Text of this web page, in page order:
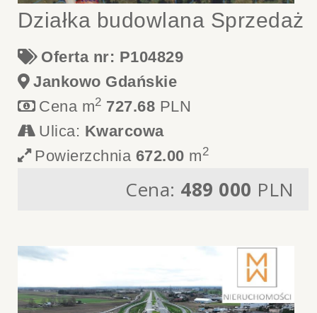
Działka budowlana Sprzedaż
Oferta nr: P104829
Jankowo Gdańskie
Cena m2 727.68 PLN
Ulica: Kwarcowa
Powierzchnia 672.00 m2
Cena: 489 000 PLN